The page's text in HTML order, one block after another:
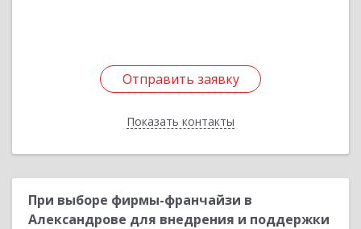
Отправить заявку
Показать контакты
Отправить заявку
Назад
При выборе фирмы-франчайзи в
Александрове для внедрения и поддержки